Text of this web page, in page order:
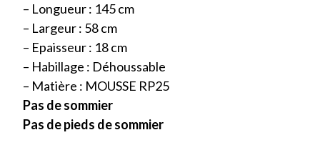
– Longueur : 145 cm
– Largeur : 58 cm
– Epaisseur : 18 cm
– Habillage : Déhoussable
– Matière : MOUSSE RP25
Pas de sommier
Pas de pieds de sommier